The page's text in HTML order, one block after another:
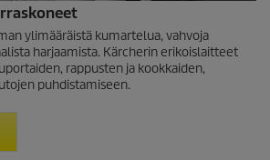
ylimääräistä kumartelua, vahvoja
harjaamista. Kärcherin erikoislaitteet
rappusten ja kookkaiden,
puhdistamiseen.